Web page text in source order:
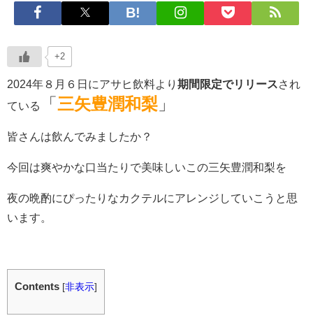
+2
2024年８月６日にアサヒ飲料より 期間限定でリリース され
ている
「 三矢豊潤和梨 」
皆さんは飲んでみましたか？
今回は爽やかな口当たりで美味しいこの三矢豊潤和梨を
夜の晩酌にぴったりなカクテルにアレンジしていこうと思
います。
Contents [非表示]